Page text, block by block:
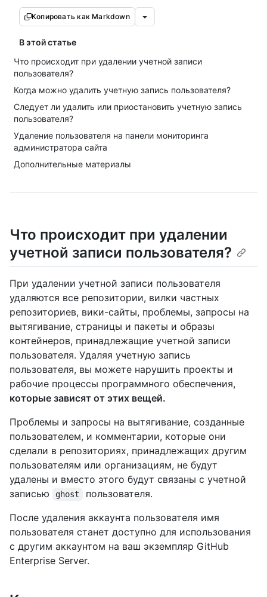
Копировать как Markdown
В этой статье
Что происходит при удалении учетной записи
пользователя?
Когда можно удалить учетную запись пользователя?
Следует ли удалить или приостановить учетную запись
пользователя?
Удаление пользователя на панели мониторинга
администратора сайта
Дополнительные материалы
Что происходит при удалении
учетной записи пользователя?
При удалении учетной записи пользователя
удаляются все репозитории, вилки частных
репозиториев, вики-сайты, проблемы, запросы на
вытягивание, страницы и пакеты и образы
контейнеров, принадлежащие учетной записи
пользователя. Удаляя учетную запись
пользователя, вы можете нарушить проекты и
рабочие процессы программного обеспечения,
которые зависят от этих вещей.
Проблемы и запросы на вытягивание, созданные
пользователем, и комментарии, которые они
сделали в репозиториях, принадлежащих другим
пользователям или организациям, не будут
удалены и вместо этого будут связаны с учетной
записью
ghost
пользователя.
После удаления аккаунта пользователя имя
пользователя станет доступно для использования
с другим аккаунтом на ваш экземпляр GitHub
Enterprise Server.